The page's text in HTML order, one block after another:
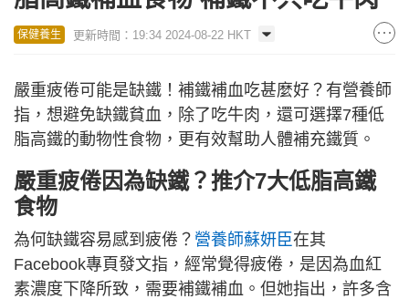
保健養生 更新時間：19:34 2024-08-22 HKT
嚴重疲倦可能是缺鐵！補鐵補血吃甚麼好？有營養師
指，想避免缺鐵貧血，除了吃牛肉，還可選擇7種低
脂高鐵的動物性食物，更有效幫助人體補充鐵質。
嚴重疲倦因為缺鐵？推介7大低脂高鐵
食物
為何缺鐵容易感到疲倦？ 營養師蘇妍臣在其
Facebook專頁發文指，經常覺得疲倦，是因為血紅
素濃度下降所致，需要補鐵補血。但她指出，許多含